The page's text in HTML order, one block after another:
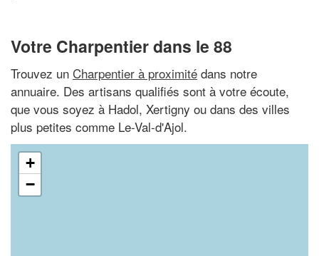
Votre Charpentier dans le 88
Trouvez un Charpentier à proximité dans notre
annuaire. Des artisans qualifiés sont à votre écoute,
que vous soyez à Hadol, Xertigny ou dans des villes
plus petites comme Le-Val-d'Ajol.
+
−